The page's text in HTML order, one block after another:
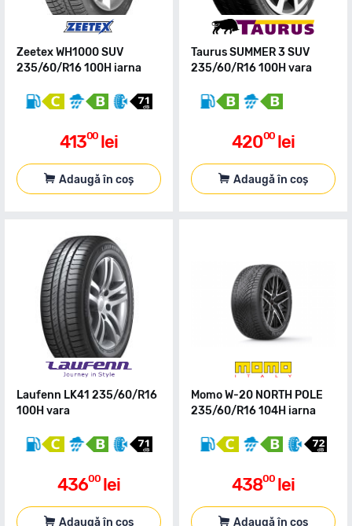
Zeetex WH1000 SUV
235/60/R16 100H iarna
41300 lei
Adaugă în coș
Taurus SUMMER 3 SUV
235/60/R16 100H vara
42000 lei
Adaugă în coș
Laufenn LK41 235/60/R16
100H vara
43600 lei
Adaugă în coș
Momo W-20 NORTH POLE
235/60/R16 104H iarna
43800 lei
Adaugă în coș